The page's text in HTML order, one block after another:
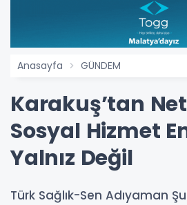
Anasayfa GÜNDEM
Karakuş’tan
Sosyal Hizmet
Yalnız Değil
Türk Sağlık-Sen Adıyaman